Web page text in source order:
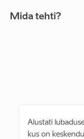
Mida tehti?
Alustati
kus on